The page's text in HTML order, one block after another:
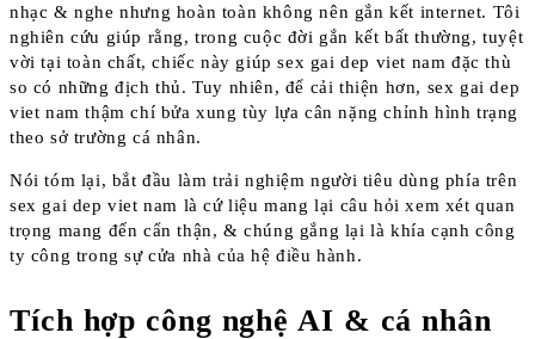
nhạc & nghe nhưng hoàn toàn không nên gắn kết internet. Tôi
nghiên cứu giúp rằng, trong cuộc đời gắn kết bất thường, tuyệt
vời tại toàn chất, chiếc này giúp sex gai dep viet nam đặc thù
so có những địch thủ. Tuy nhiên, để cải thiện hơn, sex gai dep
viet nam thậm chí bửa xung tùy lựa cân nặng chỉnh hình trạng
theo sở trường cá nhân.
Nói tóm lại, bắt đầu làm trải nghiệm người tiêu dùng phía trên
sex gai dep viet nam là cứ liệu mang lại câu hỏi xem xét quan
trọng mang đến cẩn thận, & chúng gắng lại là khía cạnh công
ty công trong sự cửa nhà của hệ điều hành.
Tích hợp công nghệ AI & cá nhân